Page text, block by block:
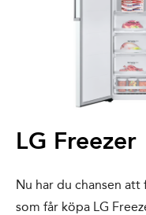
LG Freezer
Nu har du chansen
som får köpa LG